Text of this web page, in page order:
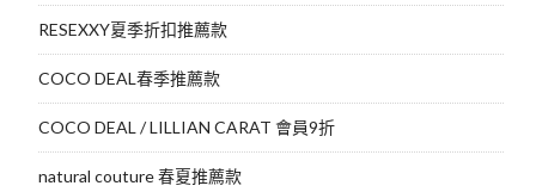
RESEXXY夏季折扣推薦款
COCO DEAL春季推薦款
COCO DEAL / LILLIAN CARAT 會員9折
natural couture 春夏推薦款